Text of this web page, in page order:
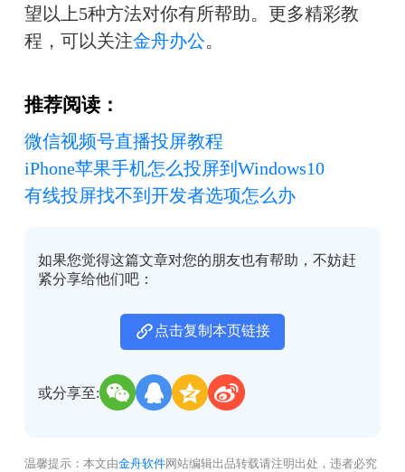
望以上5种方法对你有所帮助。更多精彩教
程，可以关注金舟办公。
推荐阅读：
微信视频号直播投屏教程
iPhone苹果手机怎么投屏到Windows10
有线投屏找不到开发者选项怎么办
如果您觉得这篇文章对您的朋友也有帮助，不妨赶
紧分享给他们吧：
点击复制本页链接
或分享至:
温馨提示：本文由金舟软件网站编辑出品转载请注明出处，违者必究